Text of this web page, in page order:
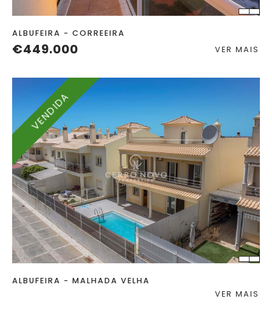
ALBUFEIRA - CORREEIRA
€449.000 VER MAIS
VENDIDA
QUART. C. BANHO
TERRENO
2
ALBUFEIRA - MALHADA VELHA
VER MAIS